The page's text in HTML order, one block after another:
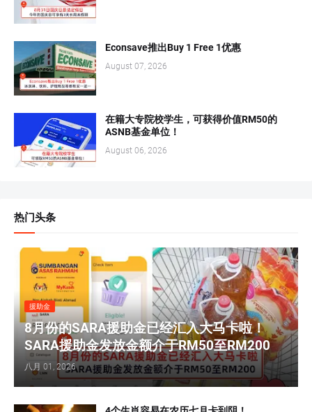
Econsave推出Buy 1 Free 1优惠
August 07, 2026
在籍大专院校学生，可获得价值RM50的
ASNB基金单位！
August 06, 2026
热门头条
援助金
8月份的SARA援助金已经汇入大马卡啦！
SARA援助金发放金额介于RM50至RM200
八月 01, 2026